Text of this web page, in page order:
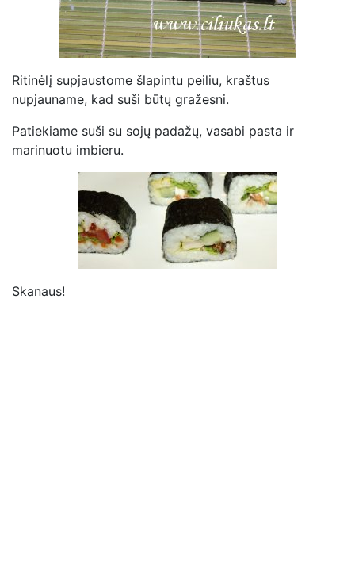
Ritinėlį supjaustome šlapintu peiliu, kraštus
nupjauname, kad suši būtų gražesni.
Patiekiame suši su sojų padažų, vasabi pasta ir
marinuotu imbieru.
Skanaus!